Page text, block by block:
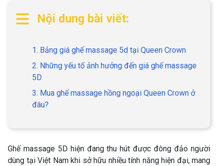
Nội dung bài viết:
1. Bảng giá ghế massage 5d tại Queen Crown
2. Những yếu tố ảnh hưởng đến giá ghế massage
5D
3. Mua ghế massage hồng ngoại Queen Crown ở
đâu?
Ghế massage 5D hiện đang thu hút được đông đảo người
dùng tại Việt Nam khi sở hữu nhiều tính năng hiện đại, mang